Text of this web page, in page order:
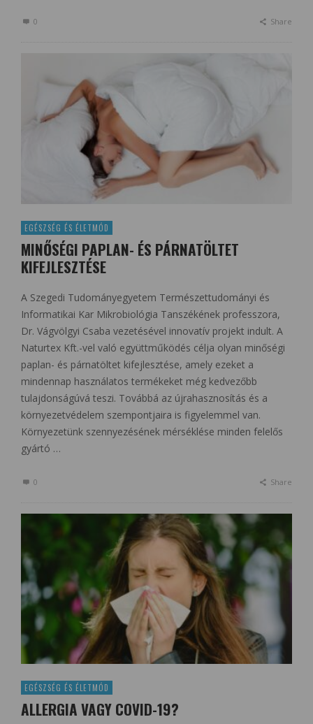
0 Share
EGÉSZSÉG ÉS ÉLETMÓD
MINŐSÉGI PAPLAN- ÉS PÁRNATÖLTET
KIFEJLESZTÉSE
A Szegedi Tudományegyetem Természettudományi és
Informatikai Kar Mikrobiológia Tanszékének professzora,
Dr. Vágvölgyi Csaba vezetésével innovatív projekt indult. A
Naturtex Kft.-vel való együttműködés célja olyan minőségi
paplan- és párnatöltet kifejlesztése, amely ezeket a
mindennap használatos termékeket még kedvezőbb
tulajdonságúvá teszi. Továbbá az újrahasznosítás és a
környezetvédelem szempontjaira is figyelemmel van.
Környezetünk szennyezésének mérséklése minden felelős
gyártó …
0 Share
EGÉSZSÉG ÉS ÉLETMÓD
ALLERGIA VAGY COVID-19?